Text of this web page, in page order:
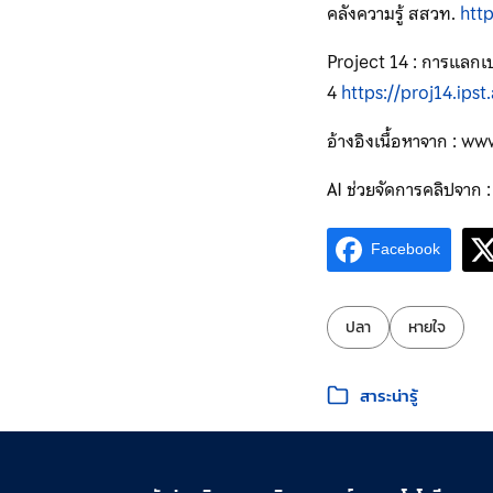
คลังความรู้ สสวท.
Project 14 : การแลก
4https://
อ้างอิงเนื้อหาจาก :
AI ช่วยจัดการคลิปจา
Facebook
ป้ายกำกับ:
ปลา หายใจ
หมวดหมู่:
สาระน่ารู้